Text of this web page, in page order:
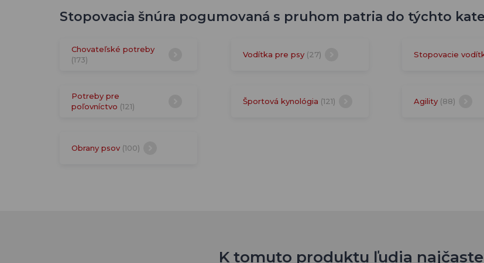
Stopovacia šnúra pogumovaná s pruhom patria do týchto
Chovateľské potreby
(173)
Vodítka pre psy (27) Stopovacie
Potreby pre
poľovníctvo (121)
Športová kynológia (121) Agility (88)
Obrany psov (100)
K tomuto produktu ľudia